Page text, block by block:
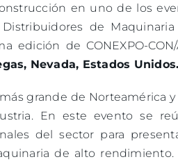
en uno de los
de Maquinaria
de CONEXPO-CON/
Nevada, Estados Unidos
grande de Norteamérica
En este evento se
del sector para
de alto rendimiento.